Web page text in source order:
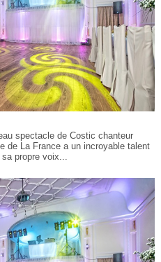
spectacle de Costic chanteur
de La France a un incroyable talent
propre voix...